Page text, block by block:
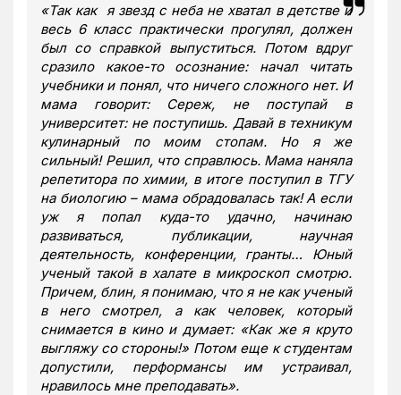
«Так как я звезд с неба не хватал в детстве и
весь 6 класс практически прогулял, должен
был со справкой выпуститься. Потом вдруг
сразило какое-то осознание: начал читать
учебники и понял, что ничего сложного нет. И
мама говорит: Сереж, не поступай в
университет: не поступишь. Давай в техникум
кулинарный по моим стопам. Но я же
сильный! Решил, что справлюсь. Мама наняла
репетитора по химии, в итоге поступил в ТГУ
на биологию – мама обрадовалась так! А если
уж я попал куда-то удачно, начинаю
развиваться, публикации, научная
деятельность, конференции, гранты… Юный
ученый такой в халате в микроскоп смотрю.
Причем, блин, я понимаю, что я не как ученый
в него смотрел, а как человек, который
снимается в кино и думает: «Как же я круто
выгляжу со стороны!» Потом еще к студентам
допустили, перформансы им устраивал,
нравилось мне преподавать».